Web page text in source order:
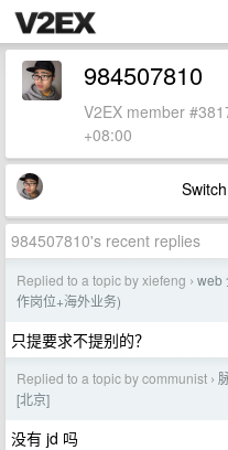
984507810
V2EX member
+08:00
984507810's recent replies
Replied to a topic by xiefeng › web
作岗位+海外业务)
只提要求不提别的？
Replied to a topic by communist ›
[北京]
没有 jd 吗